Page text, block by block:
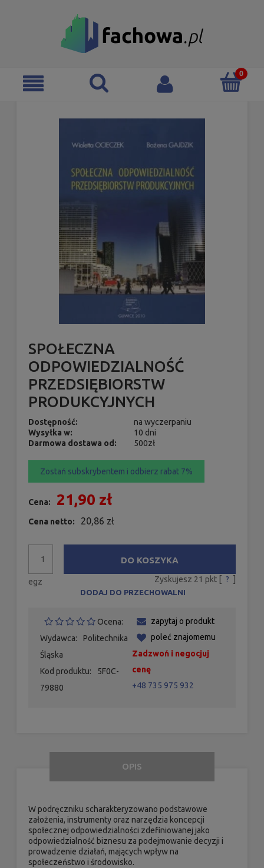
SPOŁECZNA
ODPOWIEDZIALNOŚĆ
PRZEDSIĘBIORSTW
PRODUKCYJNYCH
Dostępność:
na wyczerpaniu
Wysyłka w:
10 dni
Darmowa dostawa od:
500zł
Zostań subskrybentem i odbierz rabat 7%
Cena: 21,90 zł
Cena netto: 20,86 zł
egz
DO KOSZYKA
Zyskujesz 21 pkt [ ? ]
DODAJ DO PRZECHOWALNI
Ocena:
Wydawca:
Politechnika
Śląska
Kod produktu:
5F0C-
79880
zapytaj o produkt
poleć znajomemu
Zadzwoń i negocjuj
cenę
+48 735 975 932
OPIS
W podręczniku scharakteryzowano podstawowe
założenia, instrumenty oraz narzędzia koncepcji
społecznej odpowiedzialności zdefiniowanej jako
odpowiedzialność biznesu za podejmowanie decyzji i
prowadzenie działań, mających wpływ na
społeczeństwo i środowisko.